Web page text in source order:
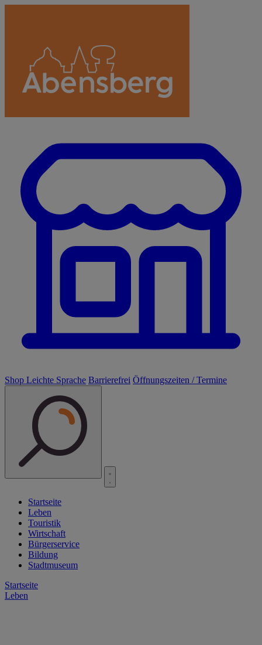
Shop Leichte Sprache Barrierefrei Öffnungszeiten / Termine
Startseite
Leben
Touristik
Wirtschaft
Bürgerservice
Bildung
Stadtmuseum
Startseite
Leben